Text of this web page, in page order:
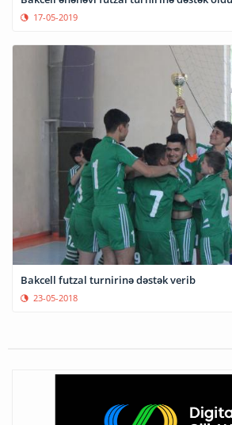
17-05-2019
Bakcell futzal turnirinə dəstək verib
23-05-2018